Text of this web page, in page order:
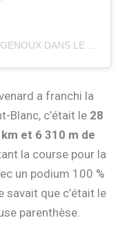
a franchi la
Blanc, c’était le 28
et 6 310 m de
la course pour la
un podium 100 %
savait que c’était le
parenthèse.